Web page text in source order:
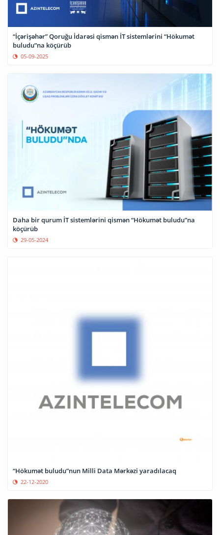
“İçərişəhər” Qoruğu İdarəsi qismən İT sistemlərini “Hökumət
buludu”na köçürüb
05-09-2025
Daha bir qurum İT sistemlərini qismən “Hökumət buludu”na
köçürüb
29-05-2024
“Hökumət buludu”nun Milli Data Mərkəzi yaradılacaq
22-12-2020